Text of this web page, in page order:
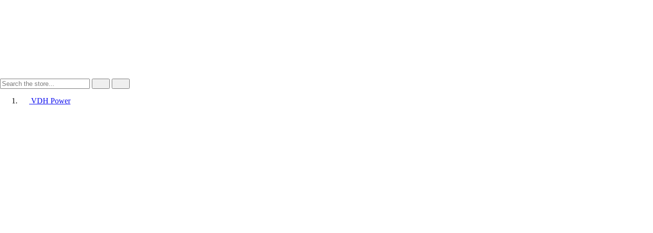
VDH Power